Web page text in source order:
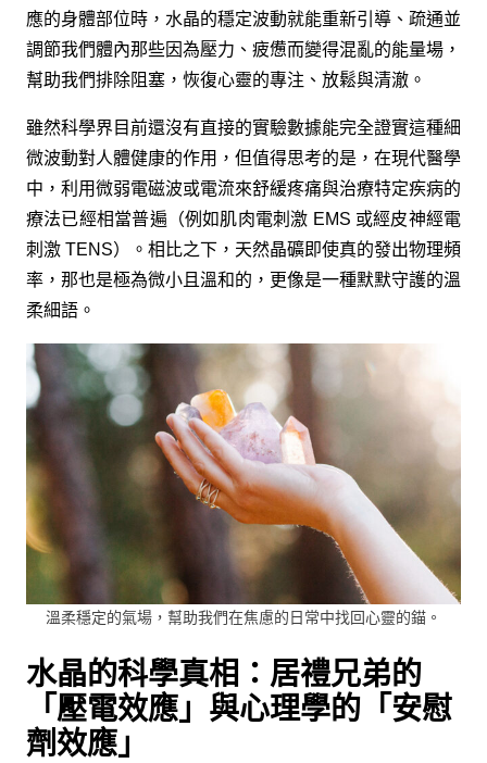
應的身體部位時，水晶的穩定波動就能重新引導、疏通並
調節我們體內那些因為壓力、疲憊而變得混亂的能量場，
幫助我們排除阻塞，恢復心靈的專注、放鬆與清澈。
雖然科學界目前還沒有直接的實驗數據能完全證實這種細
微波動對人體健康的作用，但值得思考的是，在現代醫學
中，利用微弱電磁波或電流來舒緩疼痛與治療特定疾病的
療法已經相當普遍（例如肌肉電刺激 EMS 或經皮神經電
刺激 TENS）。相比之下，天然晶礦即使真的發出物理頻
率，那也是極為微小且溫和的，更像是一種默默守護的溫
柔細語。
溫柔穩定的氣場，幫助我們在焦慮的日常中找回心靈的錨。
水晶的科學真相：居禮兄弟的
「壓電效應」與心理學的「安慰
劑效應」